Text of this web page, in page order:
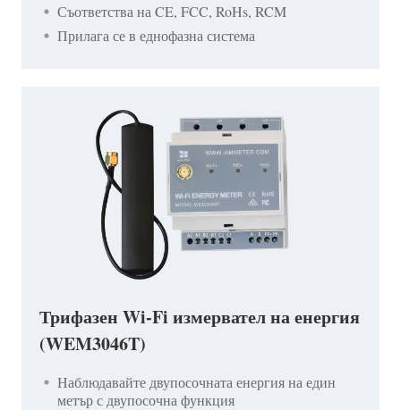
Съответства на CE, FCC, RoHs, RCM
Прилага се в еднофазна система
Трифазен Wi-Fi измервател на енергия
(WEM3046T)
Наблюдавайте двупосочната енергия на един
метър с двупосочна функция